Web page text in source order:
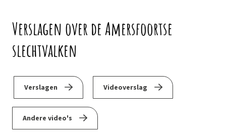
Verslagen over de Amersfoortse
slechtvalken
Verslagen Videoverslag
Andere video's